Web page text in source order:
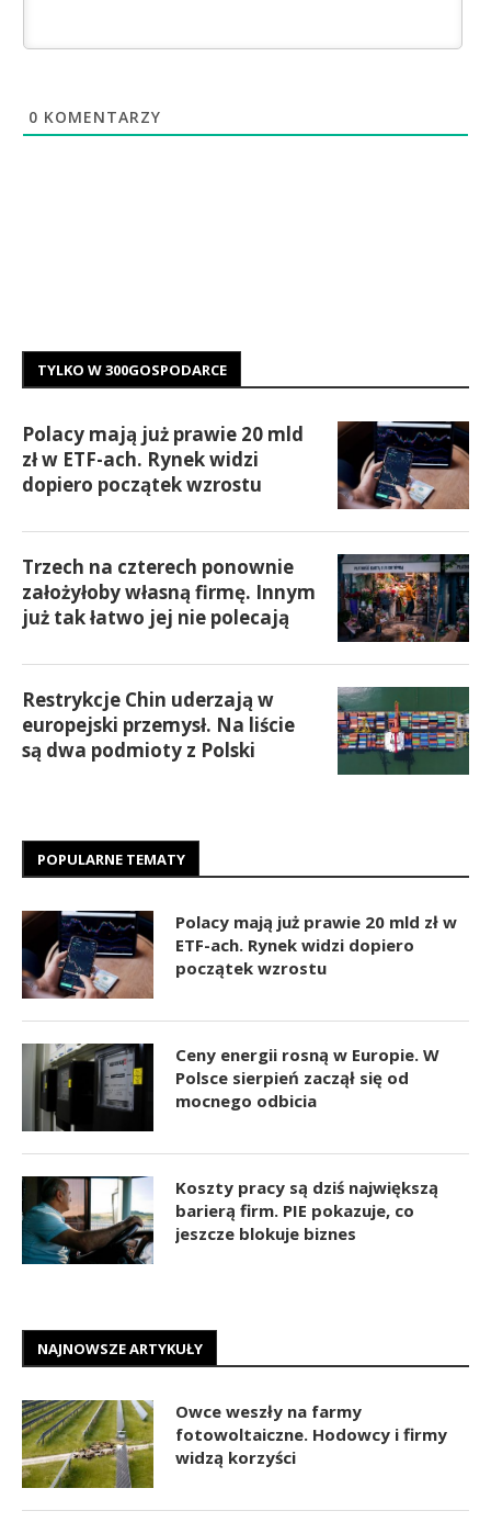
0 KOMENTARZY
TYLKO W 300GOSPODARCE
Polacy mają już prawie 20 mld
zł w ETF-ach. Rynek widzi
dopiero początek wzrostu
Trzech na czterech ponownie
założyłoby własną firmę. Innym
już tak łatwo jej nie polecają
Restrykcje Chin uderzają w
europejski przemysł. Na liście
są dwa podmioty z Polski
POPULARNE TEMATY
Polacy mają już prawie 20 mld zł w
ETF-ach. Rynek widzi dopiero
początek wzrostu
Ceny energii rosną w Europie. W
Polsce sierpień zaczął się od
mocnego odbicia
Koszty pracy są dziś największą
barierą firm. PIE pokazuje, co
jeszcze blokuje biznes
NAJNOWSZE ARTYKUŁY
Owce weszły na farmy
fotowoltaiczne. Hodowcy i firmy
widzą korzyści